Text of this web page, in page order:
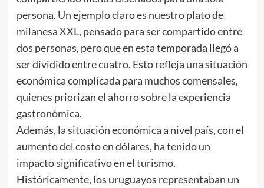
persona. Un ejemplo claro es nuestro plato de
milanesa XXL, pensado para ser compartido entre
dos personas, pero que en esta temporada llegó a
ser dividido entre cuatro. Esto refleja una situación
económica complicada para muchos comensales,
quienes priorizan el ahorro sobre la experiencia
gastronómica.
Además, la situación económica a nivel país, con el
aumento del costo en dólares, ha tenido un
impacto significativo en el turismo.
Históricamente, los uruguayos representaban un